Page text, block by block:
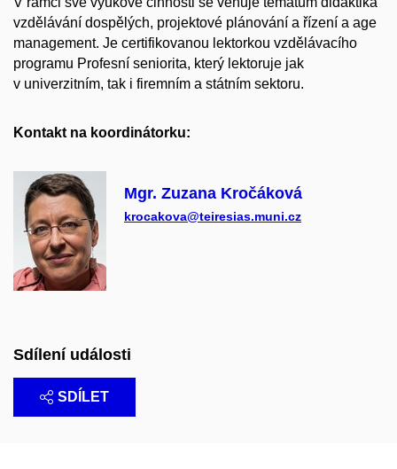
vzdělávání dospělých, projektové plánování a řízení a age
management. Je certifikovanou lektorkou vzdělávacího
programu Profesní seniorita, který lektoruje jak
v univerzitním, tak i firemním a státním sektoru.
Kontakt na koordinátorku:
Mgr. Zuzana Kročáková
krocakova@teiresias.muni.cz
Sdílení události
SDÍLET